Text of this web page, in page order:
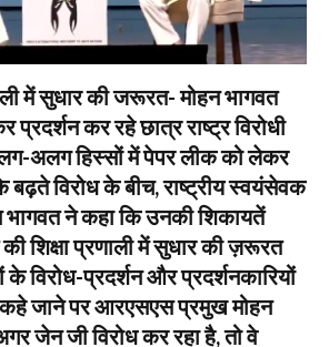
में सुधार की जरूरत- मोहन भागवत
प्रदर्शन कर रहे छात्र राष्ट्र विरोधी
अलग हिस्सों में पेपर लीक को लेकर
बढ़ते विरोध के बीच, राष्ट्रीय स्वयंसेवक
ने कहा कि उनकी शिकायतें
शिक्षा प्रणाली में सुधार की ज़रूरत
के विरोध-प्रदर्शन और प्रदर्शनकारियों
कहे जाने पर आरएसएस प्रमुख मोहन
जेन जी विरोध कर रहा है, तो वे